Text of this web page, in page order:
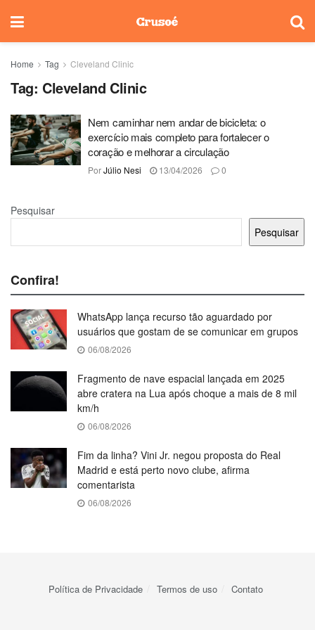
Home Tag Cleveland Clinic
Tag: Cleveland Clinic
Nem caminhar nem andar de bicicleta: o
exercício mais completo para fortalecer o
coração e melhorar a circulação
PorJúlio Nesi 13/04/2026 0
Pesquisar
Pesquisar
Confira!
WhatsApp lança recurso tão aguardado por
usuários que gostam de se comunicar em grupos
06/08/2026
Fragmento de nave espacial lançada em 2025
abre cratera na Lua após choque a mais de 8 mil
km/h
06/08/2026
Fim da linha? Vini Jr. negou proposta do Real
Madrid e está perto novo clube, afirma
comentarista
06/08/2026
Política de Privacidade Termos de uso Contato